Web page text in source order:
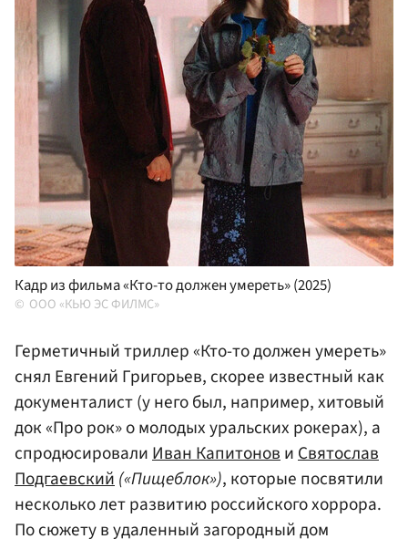
Кадр из фильма «Кто-то должен умереть» (2025)
ООО «КЬЮ ЭС ФИЛМС»
Герметичный триллер «Кто-то должен умереть»
снял Евгений Григорьев, скорее известный как
документалист (у него был, например, хитовый
док «Про рок» о молодых уральских рокерах), а
спродюсировалиИван КапитоновиСвятослав
Подгаевский(«Пищеблок»), которые посвятили
несколько лет развитию российского хоррора.
По сюжету в удаленный загородный дом